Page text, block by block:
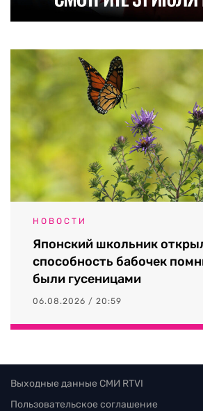
НОВОСТИ
Японский школьник
способность бабочек
были гусеницами
06.08.2026 / 20:59
Выходные данные СМИ RTVI
Пользовательское соглашение